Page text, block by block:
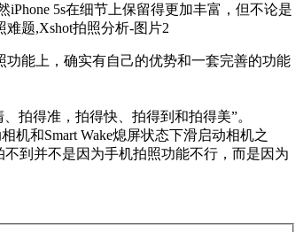
5s在细节上保留得更加丰富，但不论是
功能上，确实有自己的优势和一套完善的功能
拍得准，拍得快、拍得到和拍得美”。
和Smart Wake熄屏状态下滑启动相机之
到并不是因为手机拍照功能不行，而是因为